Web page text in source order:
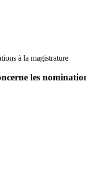
à la magistrature
les